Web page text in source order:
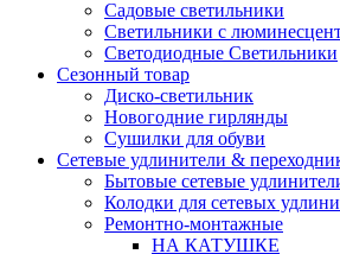
Садовые светильники
Светильники с
Светодиодные Светильники
Сезонный товар
Диско-светильник
Новогодние гирлянды
Сушилки для обуви
Сетевые удлинители &
Бытовые сетевые
Колодки для сетевых
Ремонтно-монтажные
НА КАТУШКЕ